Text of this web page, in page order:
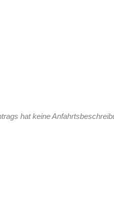
hat keine